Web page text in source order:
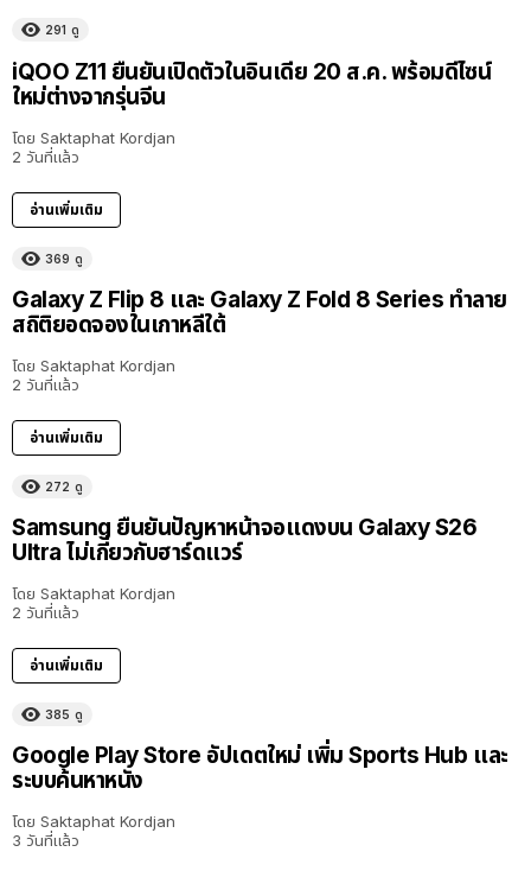
291 ดู
iQOO Z11 ยืนยันเปิดตัวในอินเดีย 20 ส.ค. พร้อมดีไซน์
ใหม่ต่างจากรุ่นจีน
โดย Saktaphat Kordjan
2 วันที่แล้ว
อ่านเพิ่มเติม
369 ดู
Galaxy Z Flip 8 และ Galaxy Z Fold 8 Series ทำลาย
สถิติยอดจองในเกาหลีใต้
โดย Saktaphat Kordjan
2 วันที่แล้ว
อ่านเพิ่มเติม
272 ดู
Samsung ยืนยันปัญหาหน้าจอแดงบน Galaxy S26
Ultra ไม่เกี่ยวกับฮาร์ดแวร์
โดย Saktaphat Kordjan
2 วันที่แล้ว
อ่านเพิ่มเติม
385 ดู
Google Play Store อัปเดตใหม่ เพิ่ม Sports Hub และ
ระบบค้นหาหนัง
โดย Saktaphat Kordjan
3 วันที่แล้ว